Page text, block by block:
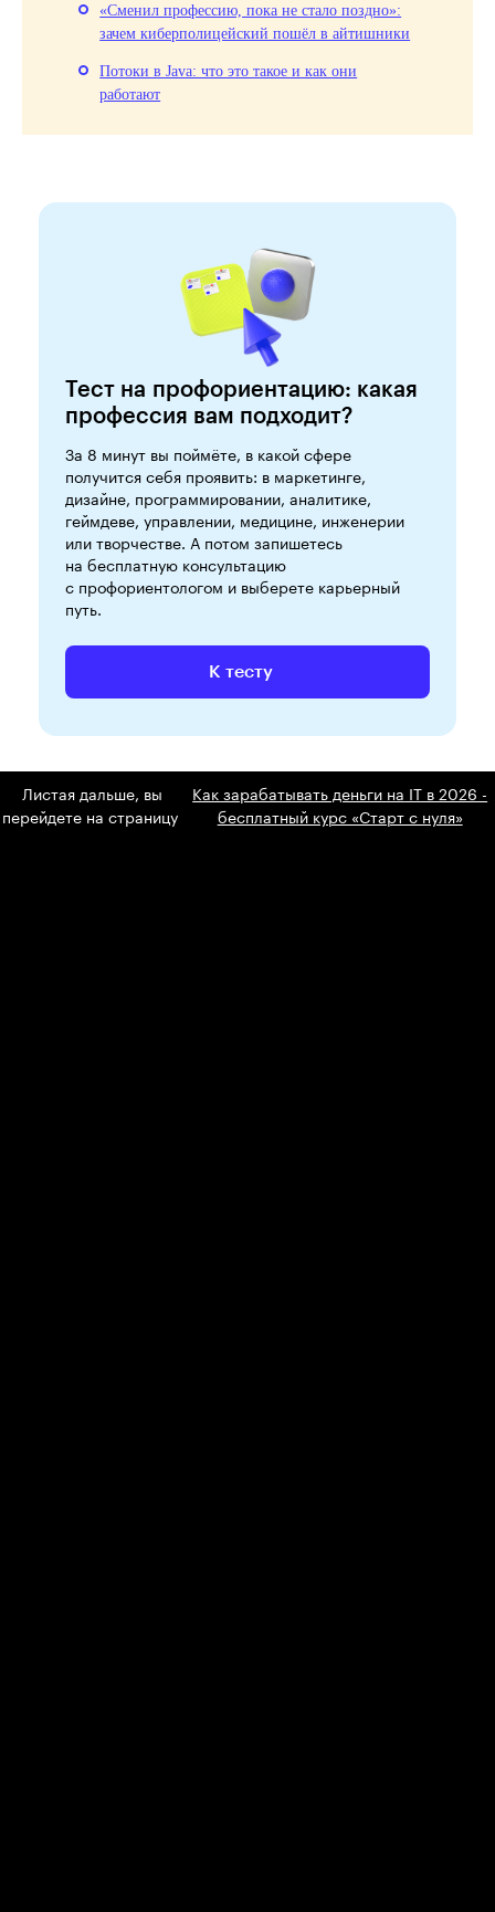
«Сменил профессию, пока не стало поздно»:
зачем киберполицейский пошёл в айтишники
Потоки в Java: что это такое и как они
работают
Тест на профориентацию: какая
профессия вам подходит?
За 8 минут вы поймёте, в какой сфере
получится себя проявить: в маркетинге,
дизайне, программировании, аналитике,
геймдеве, управлении, медицине, инженерии
или творчестве. А потом запишетесь
на бесплатную консультацию
с профориентологом и выберете карьерный
путь.
К тесту
Листая дальше, вы
перейдете на страницу
Как зарабатывать деньги на IT в 2026 -
бесплатный курс «Старт с нуля»